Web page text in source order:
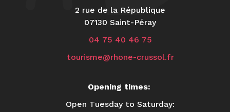
2 rue de la République
07130 Saint-Péray
04 75 40 46 75
tourisme@rhone-crussol.fr
Opening times:
Open Tuesday to Saturday: